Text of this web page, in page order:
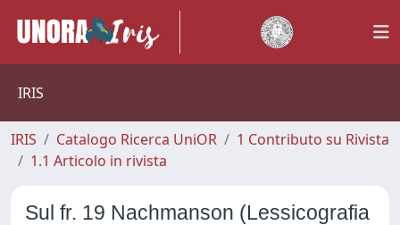
IRIS
IRIS Catalogo Ricerca UniOR
1 Contributo su Rivista
1.1 Articolo in rivista
Sul fr. 19 Nachmanson (Lessicografia